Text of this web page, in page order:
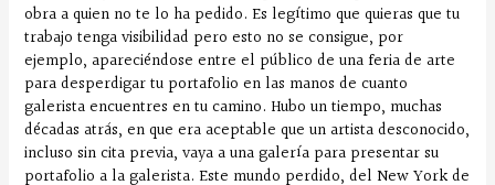
obra a quien no te lo ha pedido. Es legítimo que quieras que tu
trabajo tenga visibilidad pero esto no se consigue, por
ejemplo, apareciéndose entre el público de una feria de arte
para desperdigar tu portafolio en las manos de cuanto
galerista encuentres en tu camino. Hubo un tiempo, muchas
décadas atrás, en que era aceptable que un artista desconocido,
incluso sin cita previa, vaya a una galería para presentar su
portafolio a la galerista. Este mundo perdido, del New York de